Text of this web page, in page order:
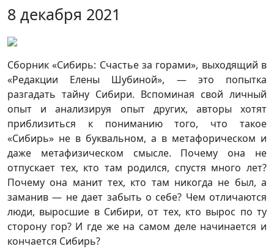
8 декабря 2021
Сборник «Сибирь: Счастье за горами», выходящий в
«Редакции Елены Шубиной», — это попытка
разгадать тайну Сибири. Вспоминая свой личный
опыт и анализируя опыт других, авторы хотят
приблизиться к пониманию того, что такое
«Сибирь» не в буквальном, а в метафорическом и
даже метафизическом смысле. Почему она не
отпускает тех, кто там родился, спустя много лет?
Почему она манит тех, кто там никогда не был, а
заманив — не дает забыть о себе? Чем отличаются
люди, выросшие в Сибири, от тех, кто вырос по ту
сторону гор? И где же на самом деле начинается и
кончается Сибирь?